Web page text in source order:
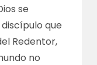
se
que
Redentor,
no